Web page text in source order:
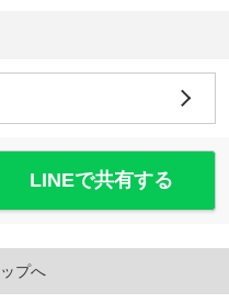
LINEで共有する
プへ